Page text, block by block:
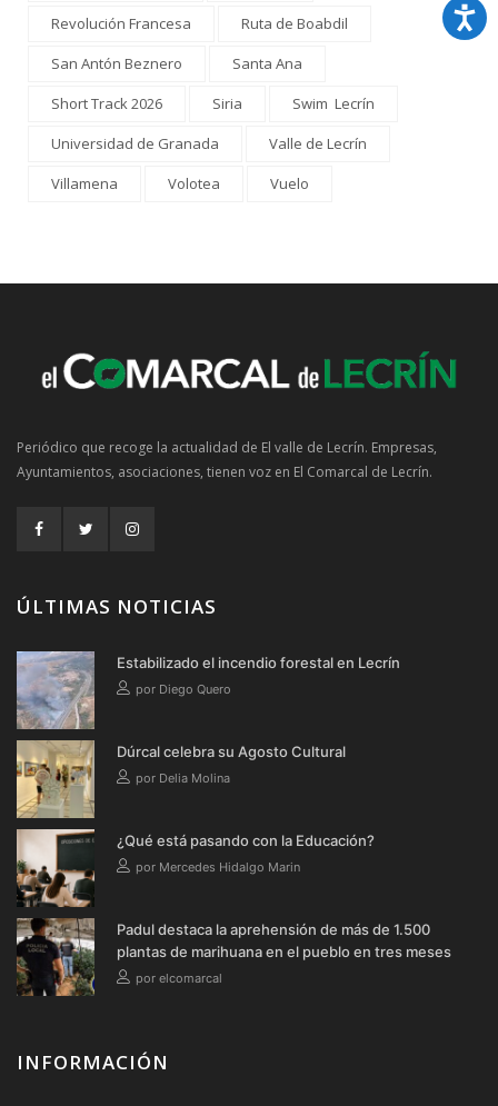
Revolución Francesa
Ruta de Boabdil
San Antón Beznero
Santa Ana
Short Track 2026
Siria
Swim Lecrín
Universidad de Granada
Valle de Lecrín
Villamena
Volotea Vuelo
Periódico que recoge la actualidad de El valle de Lecrín. Empresas,
Ayuntamientos, asociaciones, tienen voz en El Comarcal de Lecrín.
ÚLTIMAS NOTICIAS
Estabilizado el incendio forestal en Lecrín
por Diego Quero
Dúrcal celebra su Agosto Cultural
por Delia Molina
¿Qué está pasando con la Educación?
por Mercedes Hidalgo Marin
Padul destaca la aprehensión de más de 1.500
plantas de marihuana en el pueblo en tres meses
por elcomarcal
INFORMACIÓN